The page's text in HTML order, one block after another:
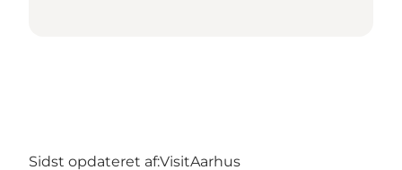
Sidst opdateret af:VisitAarhus